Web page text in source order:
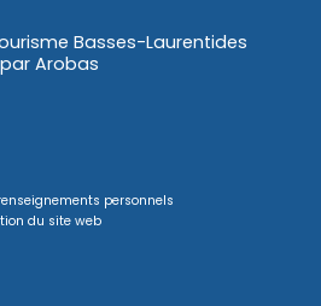
Basses-Laurentides
Arobas
personnels
du site web